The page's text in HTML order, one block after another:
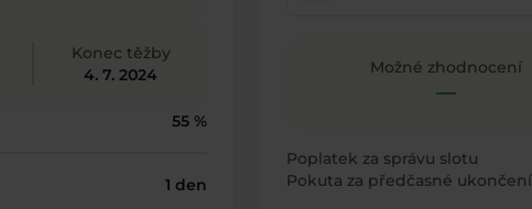
Konec těžby
4. 7. 2024
55 %
1 den
Možné zhodnocení
—
Poplatek za správu slotu
Pokuta za předčasné ukončení